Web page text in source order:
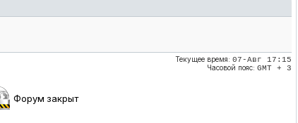
Текущее время: 07-Авг 17:15
Часовой пояс: GMT + 3
Форум закрыт